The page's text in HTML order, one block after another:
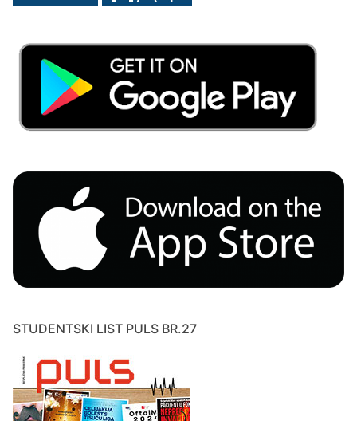
STUDENTSKI LIST PULS BR.27